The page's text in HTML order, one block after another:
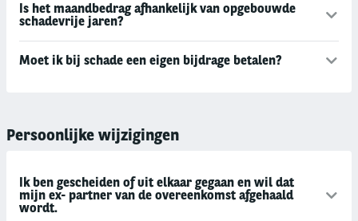
Is het maandbedrag afhankelijk van opgebouwde
schadevrije jaren?
Moet ik bij schade een eigen bijdrage betalen?
Persoonlijke wijzigingen
Ik ben gescheiden of uit elkaar gegaan en wil dat
mijn ex- partner van de overeenkomst afgehaald
wordt.